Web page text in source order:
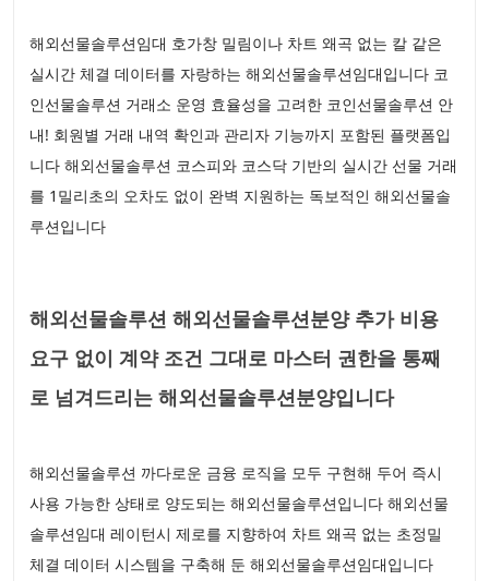
해외선물솔루션임대 호가창 밀림이나 차트 왜곡 없는 칼 같은
실시간 체결 데이터를 자랑하는 해외선물솔루션임대입니다 코
인선물솔루션 거래소 운영 효율성을 고려한 코인선물솔루션 안
내! 회원별 거래 내역 확인과 관리자 기능까지 포함된 플랫폼입
니다 해외선물솔루션 코스피와 코스닥 기반의 실시간 선물 거래
를 1밀리초의 오차도 없이 완벽 지원하는 독보적인 해외선물솔
루션입니다
해외선물솔루션 해외선물솔루션분양 추가 비용
요구 없이 계약 조건 그대로 마스터 권한을 통째
로 넘겨드리는 해외선물솔루션분양입니다
해외선물솔루션 까다로운 금융 로직을 모두 구현해 두어 즉시
사용 가능한 상태로 양도되는 해외선물솔루션입니다 해외선물
솔루션임대 레이턴시 제로를 지향하여 차트 왜곡 없는 초정밀
체결 데이터 시스템을 구축해 둔 해외선물솔루션임대입니다